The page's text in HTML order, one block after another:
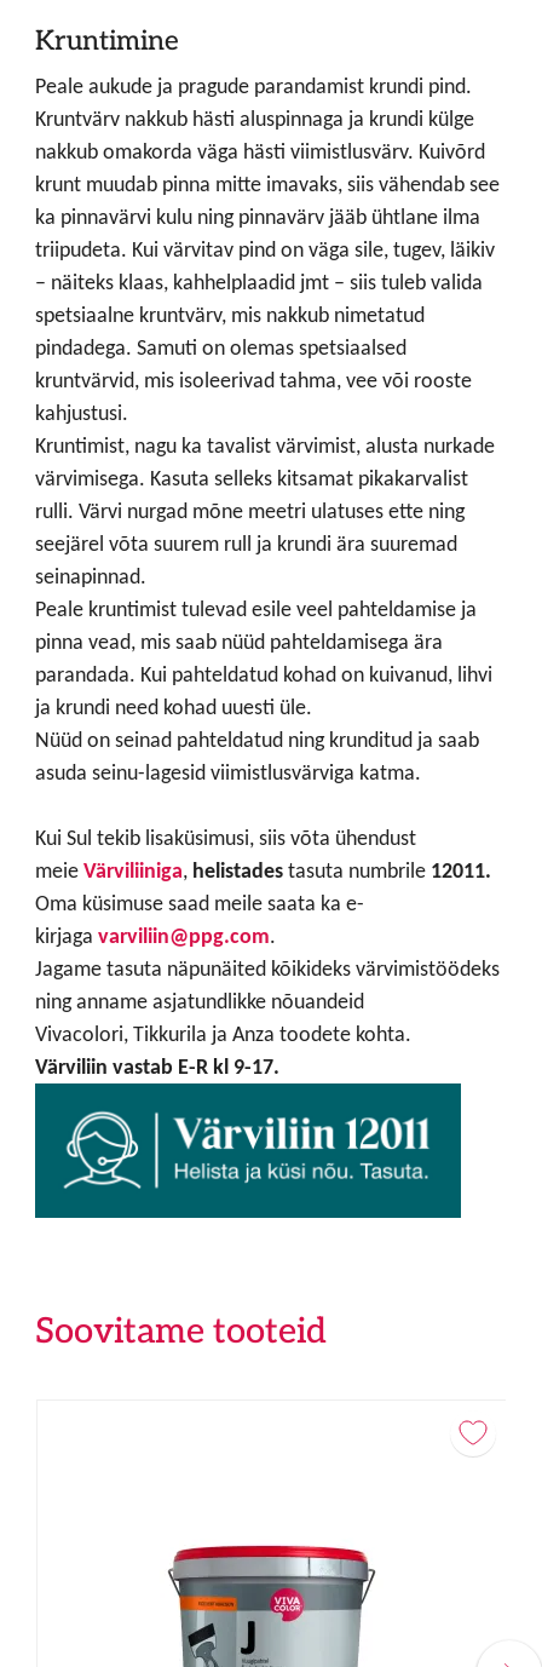
Kruntimine
Peale aukude ja pragude parandamist krundi pind.
Kruntvärv nakkub hästi aluspinnaga ja krundi külge
nakkub omakorda väga hästi viimistlusvärv. Kuivõrd
krunt muudab pinna mitte imavaks, siis vähendab see
ka pinnavärvi kulu ning pinnavärv jääb ühtlane ilma
triipudeta. Kui värvitav pind on väga sile, tugev, läikiv
– näiteks klaas, kahhelplaadid jmt – siis tuleb valida
spetsiaalne kruntvärv, mis nakkub nimetatud
pindadega. Samuti on olemas spetsiaalsed
kruntvärvid, mis isoleerivad tahma, vee või rooste
kahjustusi.
Kruntimist, nagu ka tavalist värvimist, alusta nurkade
värvimisega. Kasuta selleks kitsamat pikakarvalist
rulli. Värvi nurgad mõne meetri ulatuses ette ning
seejärel võta suurem rull ja krundi ära suuremad
seinapinnad.
Peale kruntimist tulevad esile veel pahteldamise ja
pinna vead, mis saab nüüd pahteldamisega ära
parandada. Kui pahteldatud kohad on kuivanud, lihvi
ja krundi need kohad uuesti üle.
Nüüd on seinad pahteldatud ning krunditud ja saab
asuda seinu-lagesid viimistlusvärviga katma.
Kui Sul tekib lisaküsimusi, siis võta ühendust
meieVärviliiniga,helistadestasuta numbrile 12011.
Oma küsimuse saad meile saata ka e-
kirjaga varviliin@ppg.com.
Jagame tasuta näpunäited kõikideks värvimistöödeks
ning anname asjatundlikke nõuandeid
Vivacolori, Tikkurila ja Anza toodete kohta.
Värviliin vastab E-R kl 9-17.
Soovitame tooteid